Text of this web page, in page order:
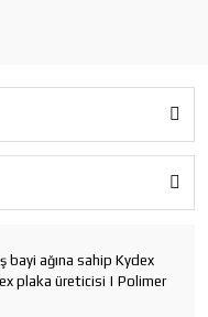
bayi ağına sahip Kydex
plaka üreticisi | Polimer